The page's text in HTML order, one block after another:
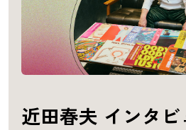
近田春夫 インタビ